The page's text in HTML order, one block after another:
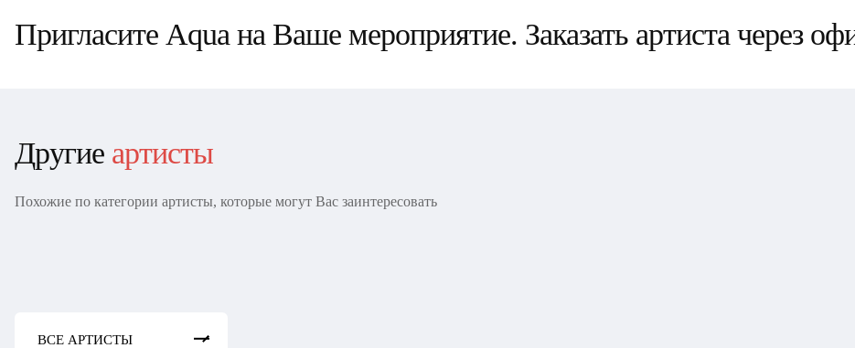
Пригласите Aqua на Ваше мероприятие. Заказать артиста через
Другие артисты
Похожие по категории артисты, которые могут Вас заинтересовать
MIA Kaoma
ВСЕ АРТИСТЫ